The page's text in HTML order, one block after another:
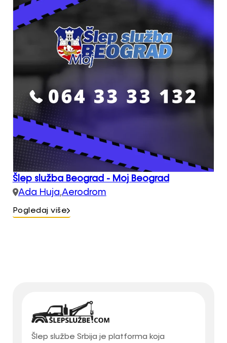
Šlep služba Beograd - Moj Beograd
Ada Huja,Aerodrom
Pogledaj više
Šlep službe Srbija je platforma koja